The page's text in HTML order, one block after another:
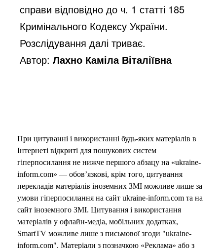
справи відповідно до ч. 1 статті 185
Кримінального Кодексу України.
Розслідування далі триває.
Автор:Лахно Каміла Віталіївна
При цитуванні і використанні будь-яких матеріалів в
Інтернеті відкриті для пошукових систем
гіперпосилання не нижче першого абзацу на «ukraine-
inform.com» — обов’язкові, крім того, цитування
перекладів матеріалів іноземних ЗМІ можливе лише за
умови гіперпосилання на сайт ukraine-inform.com та на
сайт іноземного ЗМІ. Цитування і використання
матеріалів у офлайн-медіа, мобільних додатках,
SmartTV можливе лише з письмової згоди "ukraine-
inform.com". Матеріали з позначкою «Реклама» або з